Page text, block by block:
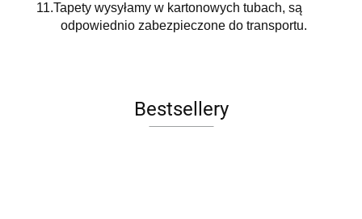
11.Tapety wysyłamy w kartonowych tubach, są
odpowiednio zabezpieczone do transportu.
Bestsellery